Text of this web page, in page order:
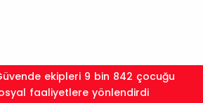
faaliyetlere yönlendirdi